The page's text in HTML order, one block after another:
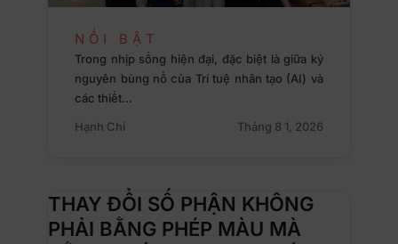
NỔI BẬT
Trong nhịp sống hiện đại, đặc biệt là giữa kỷ
nguyên bùng nổ của Trí tuệ nhân tạo (AI) và
các thiết…
Hạnh Chi
Tháng 8 1, 2026
THAY ĐỔI SỐ PHẬN KHÔNG
PHẢI BẰNG PHÉP MÀU MÀ